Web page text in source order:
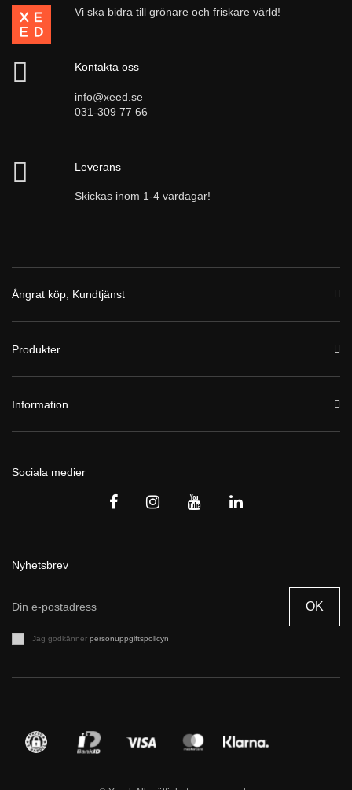
Vi ska bidra till grönare och friskare värld!
Kontakta oss
info@xeed.se
031-309 77 66
Leverans
Skickas inom 1-4 vardagar!
Ångrat köp, Kundtjänst
Produkter
Information
Sociala medier
Nyhetsbrev
OK
Jag godkänner personuppgiftspolicyn